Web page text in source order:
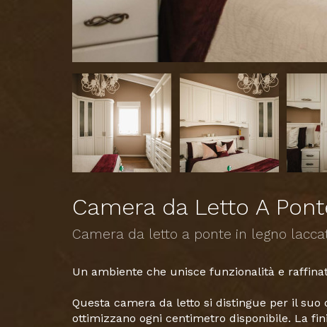
Camera da Letto A
Camera da letto a ponte in legno
Un ambiente che unisce funzionalità e
Questa camera da letto si distingue per il
ottimizzano ogni centimetro disponibile. La